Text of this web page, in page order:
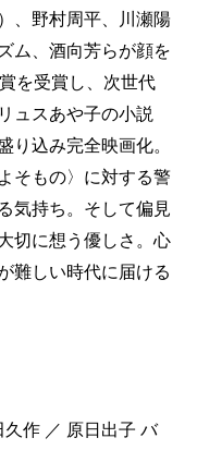
、野村周平、川瀬陽
ム、酒向芳らが顔を
を受賞し、次世代
ュスあや子の小説
り込み完全映画化。
そもの〉に対する警
気持ち。そして偏見
切に想う優しさ。心
難しい時代に届ける
作 ／ 原日出子 バ